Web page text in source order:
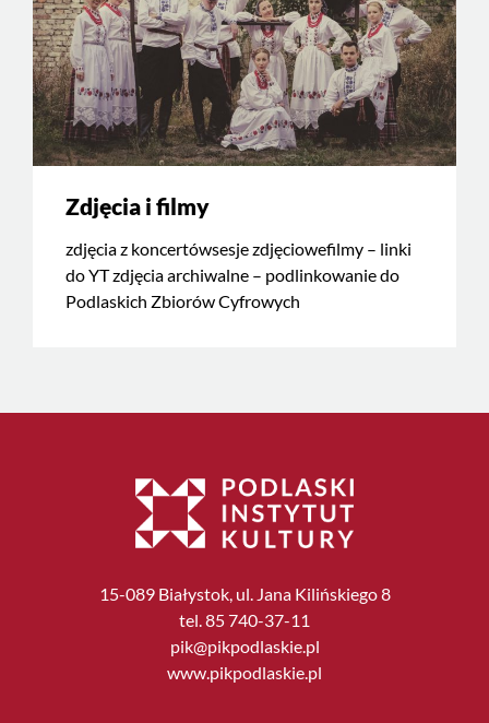
Zdjęcia i filmy
zdjęcia z koncertówsesje zdjęciowefilmy – linki
do YT zdjęcia archiwalne – podlinkowanie do
Podlaskich Zbiorów Cyfrowych
15-089 Białystok, ul. Jana Kilińskiego 8
tel. 85 740-37-11
pik@pikpodlaskie.pl
www.pikpodlaskie.pl